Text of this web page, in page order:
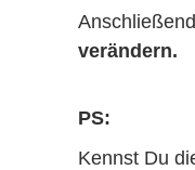
verändern.
PS:
Kennst Du